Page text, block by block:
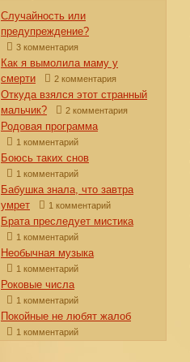
Случайность или
предупреждение?
3 комментария
Как я вымолила маму у
смерти
2 комментария
Откуда взялся этот странный
мальчик?
2 комментария
Родовая программа
1 комментарий
Боюсь таких снов
1 комментарий
Бабушка знала, что завтра
умрет
1 комментарий
Брата преследует мистика
1 комментарий
Необычная музыка
1 комментарий
Роковые числа
1 комментарий
Покойные не любят жалоб
1 комментарий